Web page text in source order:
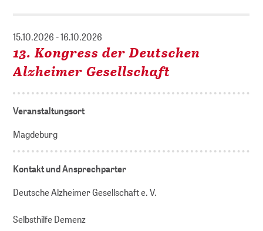
15.10.2026 - 16.10.2026
13. Kongress der Deutschen
Alzheimer Gesellschaft
Veranstaltungsort
Magdeburg
Kontakt und Ansprechparter
Deutsche Alzheimer Gesellschaft e. V.
Selbsthilfe Demenz